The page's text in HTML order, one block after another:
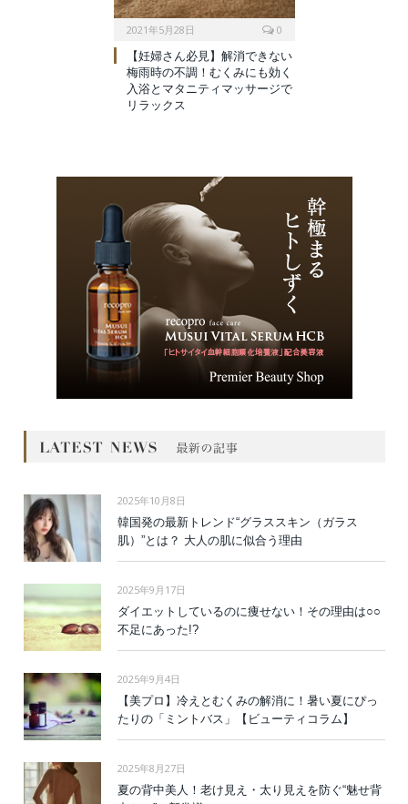
2021年5月28日
0
【妊婦さん必見】解消できない
梅雨時の不調！むくみにも効く
入浴とマタニティマッサージで
リラックス
2025年10月8日
韓国発の最新トレンド“グラススキン（ガラス
肌）”とは？ 大人の肌に似合う理由
2025年9月17日
ダイエットしているのに痩せない！その理由は○○
不足にあった!?
2025年9月4日
【美プロ】冷えとむくみの解消に！暑い夏にぴっ
たりの「ミントバス」【ビューティコラム】
2025年8月27日
夏の背中美人！老け見え・太り見えを防ぐ“魅せ背